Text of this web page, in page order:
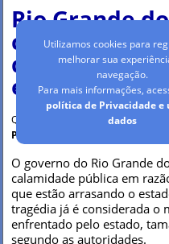
Rio Grande
calamidade
quarta
em quase um
Quinta-feira, 2 mai 2024 - 10h02
Por Maria Clara Machado
O governo do Rio Grande
calamidade pública em
que estão arrasando o
tragédia já é considerada o
enfrentado pelo estado,
segundo as autoridades.
Utilizamos cookies para
melhorar sua
navegação.
Para mais informações,
política de Privacidade e
dados